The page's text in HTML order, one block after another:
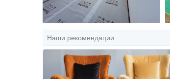
Наши рекомендации